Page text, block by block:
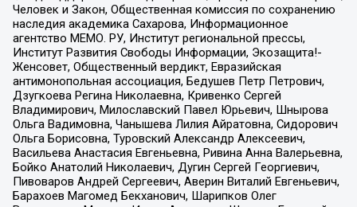
Человек и Закон, Общественная комиссия по сохранению
наследия академика Сахарова, Информационное
агентство МЕМО. РУ, Институт региональной прессы,
Институт Развития Свободы Информации, Экозащита!-
Женсовет, Общественный вердикт, Евразийская
антимонопольная ассоциация, Бедушев Петр Петрович,
Дзугкоева Регина Николаевна, Кривенко Сергей
Владимирович, Милославский Павел Юрьевич, Шнырова
Ольга Вадимовна, Чанышева Лилия Айратовна, Сидорович
Ольга Борисовна, Туровский Александр Алексеевич,
Васильева Анастасия Евгеньевна, Ривина Анна Валерьевна,
Бойко Анатолий Николаевич, Дугин Сергей Георгиевич,
Пивоваров Андрей Сергеевич, Аверин Виталий Евгеньевич,
Барахоев Магомед Бекханович, Шарипков Олег